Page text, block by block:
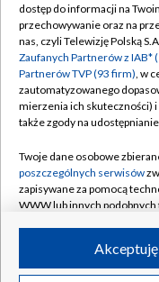
Abonament TVP
Emisja w TVP
Centrum informacji
Naziemna
Rada Programowa
System NOS
Informacje o
Program dla prasy
©2026
dostęp do informacji na
przechowywanie oraz na
nas, czyli Telewizję Polską
Zaufanych Partnerów z IAB*
Partnerów TVP (93 firm), w
zautomatyzowanego
mierzenia ich skuteczności)
także zgody na
Twoje dane osobowe
poszczególnych serwisów
zapisywane za pomocą
WWW lub innych
ruchu w Internecie.